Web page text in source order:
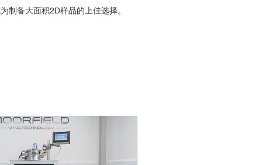
制备大面积2D样品的上佳选择。